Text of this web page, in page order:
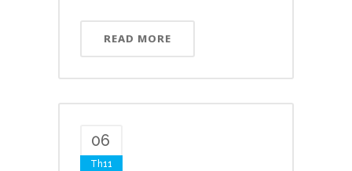
READ MORE
06
Th11